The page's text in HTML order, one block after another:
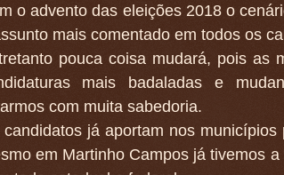
o advento das eleições 2018 o
mais comentado em todos os
pouca coisa mudará, pois as
mais badaladas e
com muita sabedoria.
candidatos já aportam nos
em Martinho Campos já tivemos